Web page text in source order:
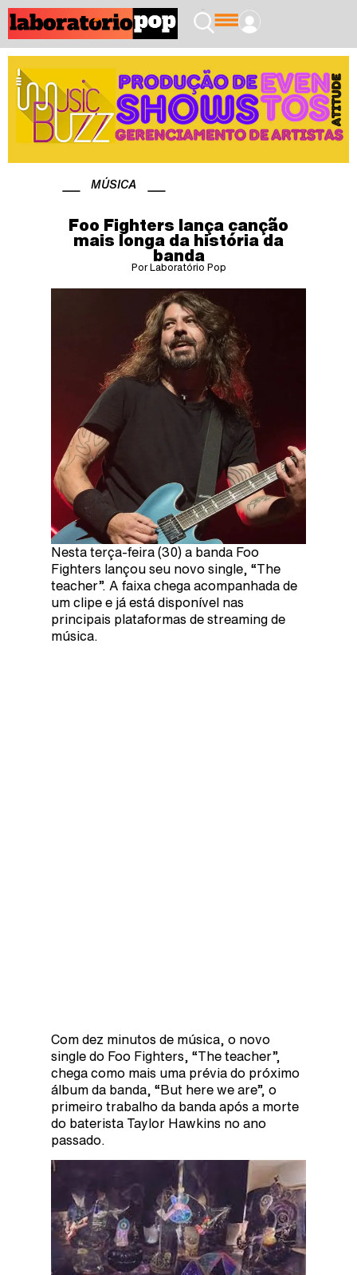
MÚSICA
Foo Fighters lança canção
mais longa da história da
banda
Por Laboratório Pop
Nesta terça-feira (30) a banda Foo
Fighters lançou seu novo single, “The
teacher”. A faixa chega acompanhada de
um clipe e já está disponível nas
principais plataformas de streaming de
música.
Com dez minutos de música, o novo
single do Foo Fighters, “The teacher”,
chega como mais uma prévia do próximo
álbum da banda, “But here we are”, o
primeiro trabalho da banda após a morte
do baterista Taylor Hawkins no ano
passado.